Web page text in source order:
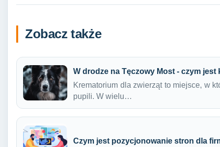
Zobacz także
W drodze na Tęczowy Most - czym
Krematorium dla zwierząt to miejsce, w
pupili. W wielu…
Czym jest pozycjonowanie stron dla